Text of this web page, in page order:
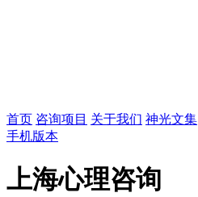
首页 咨询项目 关于我们 神光文集
手机版本
上海心理咨询